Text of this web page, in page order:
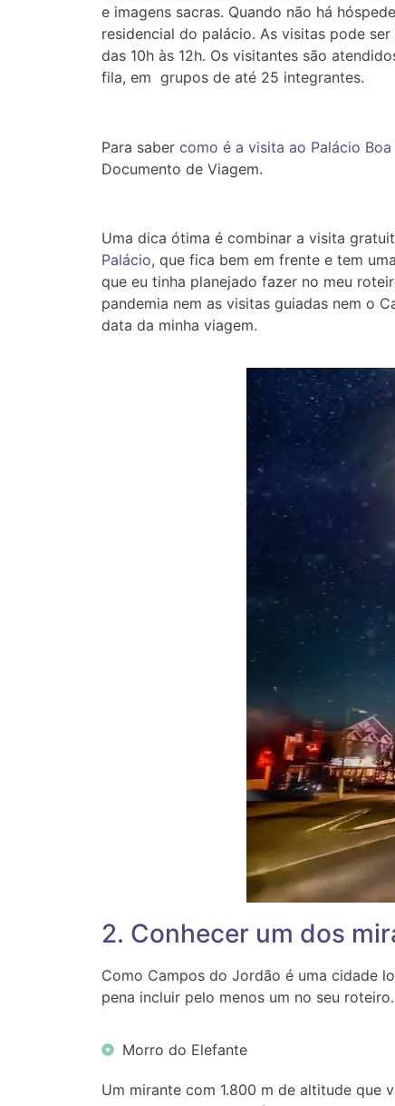
e imagens sacras. Quando não há
residencial do palácio. As visitas pode
das 10h às 12h. Os visitantes são
fila, em grupos de até 25 integrantes.
Para saber como é a visita ao Palácio Boa
Documento de Viagem.
Uma dica ótima é combinar a visita
Palácio, que fica bem em frente e tem
que eu tinha planejado fazer no meu
pandemia nem as visitas guiadas nem o
data da minha viagem.
2. Conhecer um dos
Como Campos do Jordão é uma cidade
pena incluir pelo menos um no seu roteiro.
Morro do Elefante
Um mirante com 1.800 m de altitude que